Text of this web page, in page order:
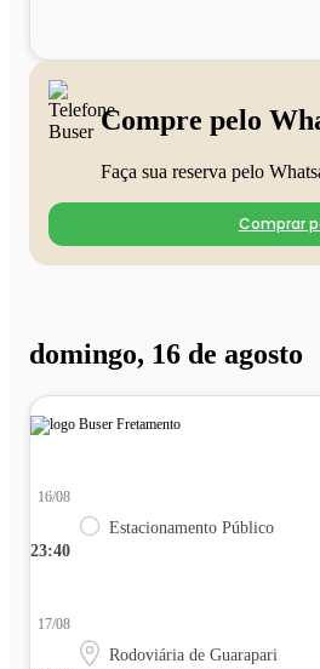
Compre pelo
Faça sua reserva pelo
Comprar
domingo, 16 de agosto
23:40
16/08
Estacionamento Público
17/08
Rodoviária de Guarapari